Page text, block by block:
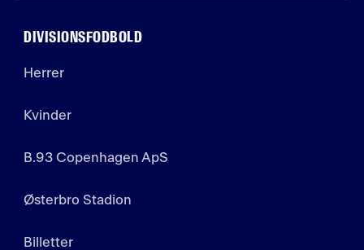
DIVISIONSFODBOLD
Herrer
Kvinder
B.93 Copenhagen ApS
Østerbro Stadion
Billetter